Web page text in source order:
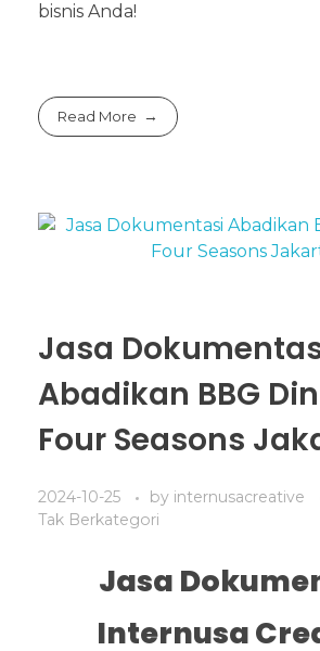
bisnis Anda!
Read More
Jasa
Abadikan BBG
Four Seasons
2024-10-25 by internusacreative
Tak Berkategori
Jasa
Internusa